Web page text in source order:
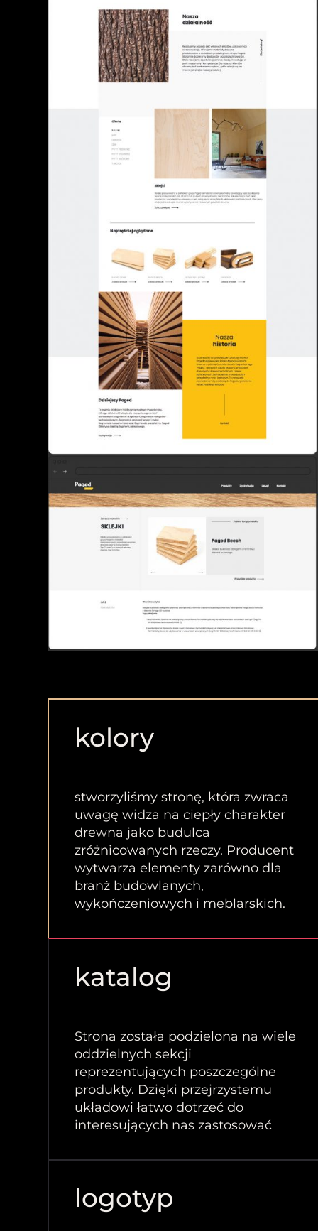
kolory
stworzyliśmy stronę, która zwraca
uwagę widza na ciepły charakter
drewna jako budulca
zróżnicowanych rzeczy. Producent
wytwarza elementy zarówno dla
branż budowlanych,
wykończeniowych i meblarskich.
katalog
Strona została podzielona na wiele
oddzielnych sekcji
reprezentujących poszczególne
produkty. Dzięki przejrzystemu
układowi łatwo dotrzeć do
interesujących nas zastosować
logotyp